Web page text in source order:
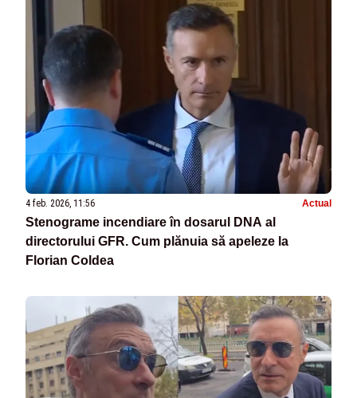
4 feb. 2026, 11:56 Actual
Stenograme incendiare în dosarul DNA al
directorului GFR. Cum plănuia să apeleze la
Florian Coldea